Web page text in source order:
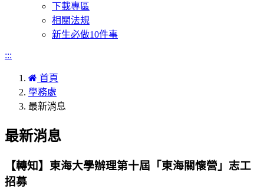
下載專區
相關法規
新生必做10件事
:::
首頁
學務處
最新消息
最新消息
【轉知】東海大學辦理第十屆「東海關懷營」志工
招募